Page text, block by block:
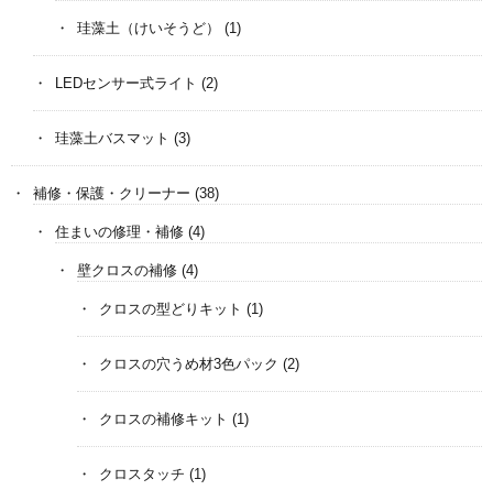
珪藻土（けいそうど） (1)
LEDセンサー式ライト (2)
珪藻土バスマット (3)
補修・保護・クリーナー (38)
住まいの修理・補修 (4)
壁クロスの補修 (4)
クロスの型どりキット (1)
クロスの穴うめ材3色パック (2)
クロスの補修キット (1)
クロスタッチ (1)